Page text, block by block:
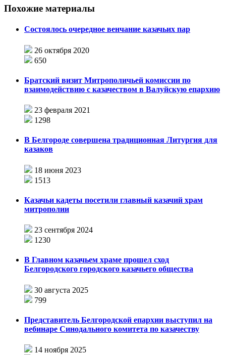
Похожие материалы
Состоялось очередное венчание казачьих пар
26 октября 2020
650
Братский визит Митрополичьей комиссии по
взаимодействию с казачеством в Валуйскую епархию
23 февраля 2021
1298
В Белгороде совершена традиционная Литургия для
казаков
18 июня 2023
1513
Казачьи кадеты посетили главный казачий храм
митрополии
23 сентября 2024
1230
В Главном казачьем храме прошел сход
Белгородского городского казачьего общества
30 августа 2025
799
Представитель Белгородской епархии выступил на
вебинаре Синодального комитета по казачеству
14 ноября 2025